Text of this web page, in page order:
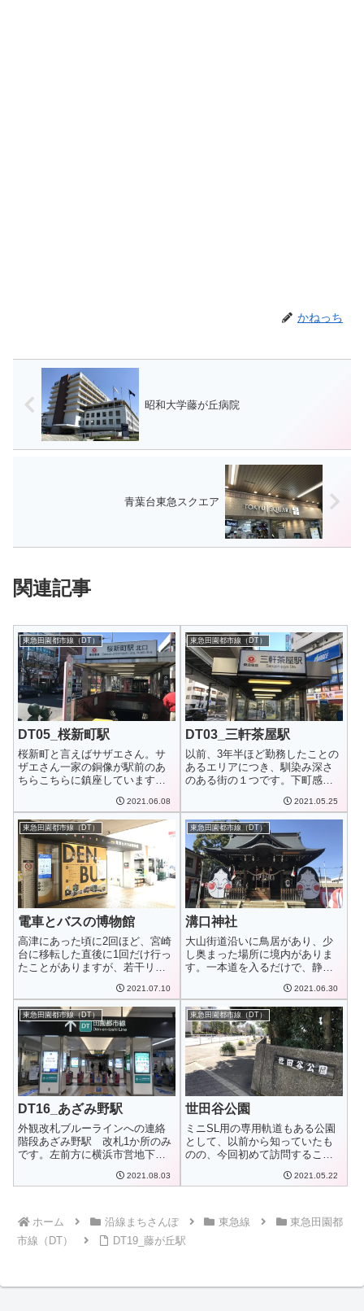
かねっち
昭和大学藤が丘病院
青葉台東急スクエア
関連記事
東急田園都市線（DT）
DT05_桜新町駅
桜新町と言えばサザエさん。サ
ザエさん一家の銅像が駅前のあ
ちらこちらに鎮座しています
2021.06.08
東急田園都市線（DT）
DT03_三軒茶屋駅
以前、3年半ほど勤務したことの
あるエリアにつき、馴染み深さ
のある街の１つです。下町感が
2021.05.25
東急田園都市線（DT）
電車とバスの博物館
高津にあった頃に2回ほど、宮崎
台に移転した直後に1回だけ行っ
たことがありますが、若干リニ
2021.07.10
東急田園都市線（DT）
溝口神社
大山街道沿いに鳥居があり、少
し奥まった場所に境内がありま
す。一本道を入るだけで、静か
2021.06.30
東急田園都市線（DT）
DT16_あざみ野駅
外観改札ブルーラインへの連絡
階段あざみ野駅 改札1か所のみ
です。左前方に横浜市営地下鉄
2021.08.03
東急田園都市線（DT）
世田谷公園
ミニSL用の専用軌道もある公園
として、以前から知っていたも
のの、今回初めて訪問すること
2021.05.22
ホーム 沿線まちさんぽ 東急線
東急田園都
市線（DT）
DT19_藤が丘駅